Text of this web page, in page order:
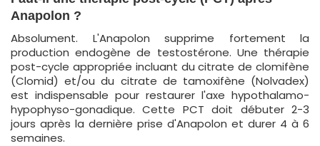
Anapolon ?
Absolument. L'Anapolon supprime fortement la
production endogène de testostérone. Une thérapie
post-cycle appropriée incluant du citrate de clomifène
(Clomid) et/ou du citrate de tamoxifène (Nolvadex)
est indispensable pour restaurer l'axe hypothalamo-
hypophyso-gonadique. Cette PCT doit débuter 2-3
jours après la dernière prise d'Anapolon et durer 4 à 6
semaines.